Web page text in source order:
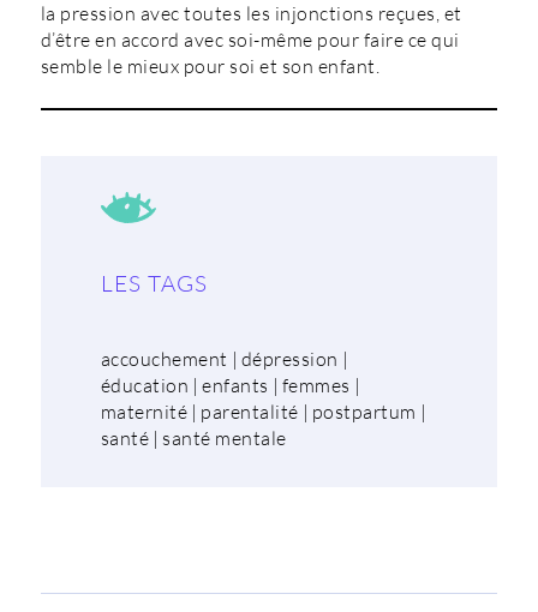
la pression avec toutes les injonctions reçues, et
d’être en accord avec soi-même pour faire ce qui
semble le mieux pour soi et son enfant.
LES TAGS
accouchement | dépression |
éducation |enfants | femmes |
maternité | parentalité | postpartum |
santé | santé mentale